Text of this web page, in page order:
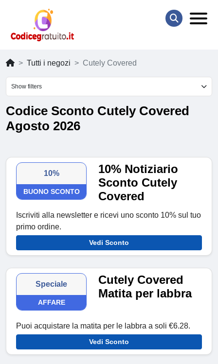
Tutti i negozi Cutely Covered
Show filters
Codice Sconto Cutely Covered
Agosto 2026
10%
BUONO SCONTO
10% Notiziario
Sconto Cutely
Covered
Iscriviti alla newsletter e ricevi uno sconto 10% sul tuo
primo ordine.
Vedi Sconto
Speciale
AFFARE
Cutely Covered
Matita per labbra
Puoi acquistare la matita per le labbra a soli €6.28.
Vedi Sconto